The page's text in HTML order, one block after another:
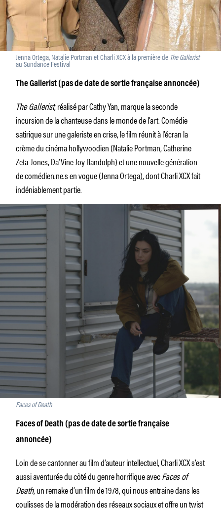
Jenna Ortega, Natalie Portman et Charli XCX à la première de The Gallerist
au Sundance Festival
The Gallerist (pas de date de sortie française annoncée)
The Gallerist, réalisé par Cathy Yan, marque la seconde
incursion de la chanteuse dans le monde de l’art. Comédie
satirique sur une galeriste en crise, le film réunit à l’écran la
crème du cinéma hollywoodien (Natalie Portman, Catherine
Zeta-Jones, Da’Vine Joy Randolph) et une nouvelle génération
de comédien.ne.s en vogue (Jenna Ortega), dont Charli XCX fait
indéniablement partie.
Faces of Death
Faces of Death (pas de date de sortie française
annoncée)
Loin de se cantonner au film d’auteur intellectuel, Charli XCX s’est
aussi aventurée du côté du genre horrifique avecFaces of
Death, un remake d’un film de 1978, qui nous entraîne dans les
coulisses de la modération des réseaux sociaux et offre un twist